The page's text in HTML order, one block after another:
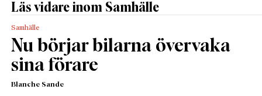
Läs vidare inom Samhälle
Samhälle
Nu börjar bilarna övervaka
sina förare
Blanche Sande